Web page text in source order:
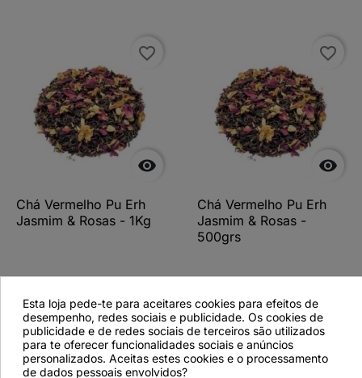

favorite_border
Chá Vermelho Pu Erh
Jasmim & Rosas - 1Kg
Ver detalhes

favorite_border
Chá Vermelho Pu Erh
Jasmim & Rosas -
500grs
Ver detalhes
Esta loja pede-te para aceitares cookies para efeitos de
desempenho, redes sociais e publicidade. Os cookies de
publicidade e de redes sociais de terceiros são utilizados
para te oferecer funcionalidades sociais e anúncios
personalizados. Aceitas estes cookies e o processamento
de dados pessoais envolvidos?